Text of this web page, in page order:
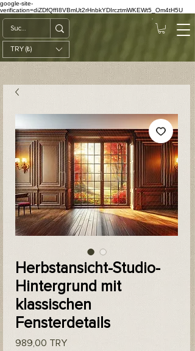
google-site-
verification=diZDfQffI8VBmUt2rHnbkYDIrcztmWKEWt5_Om4tH5U
TRY (₺)
Herbstansicht-Studio-
Hintergrund mit
klassischen
Fensterdetails
989,00 TRYPreis